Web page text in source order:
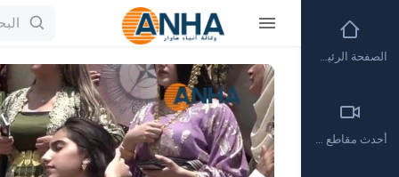
Video
Player
الصفحة الرئيسية
أحدث مقاطع الفيديو